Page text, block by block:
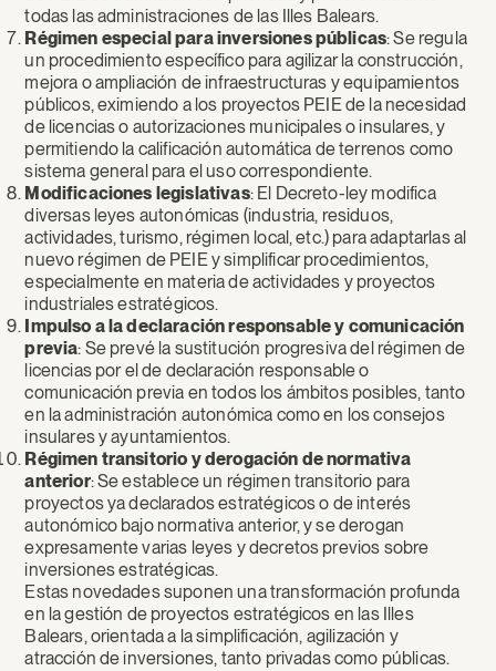
todas las administraciones de las Illes Balears.
Régimen especial para inversiones públicas: Se regula
un procedimiento específico para agilizar la construcción,
mejora o ampliación de infraestructuras y equipamientos
públicos, eximiendo a los proyectos PEIE de la necesidad
de licencias o autorizaciones municipales o insulares, y
permitiendo la calificación automática de terrenos como
sistema general para el uso correspondiente.
Modificaciones legislativas: El Decreto-ley modifica
diversas leyes autonómicas (industria, residuos,
actividades, turismo, régimen local, etc.) para adaptarlas al
nuevo régimen de PEIE y simplificar procedimientos,
especialmente en materia de actividades y proyectos
industriales estratégicos.
Impulso a la declaración responsable y comunicación
previa: Se prevé la sustitución progresiva del régimen de
licencias por el de declaración responsable o
comunicación previa en todos los ámbitos posibles, tanto
en la administración autonómica como en los consejos
insulares y ayuntamientos.
Régimen transitorio y derogación de normativa
anterior: Se establece un régimen transitorio para
proyectos ya declarados estratégicos o de interés
autonómico bajo normativa anterior, y se derogan
expresamente varias leyes y decretos previos sobre
inversiones estratégicas.
Estas novedades suponen una transformación profunda
en la gestión de proyectos estratégicos en las Illes
Balears, orientada a la simplificación, agilización y
atracción de inversiones, tanto privadas como públicas.